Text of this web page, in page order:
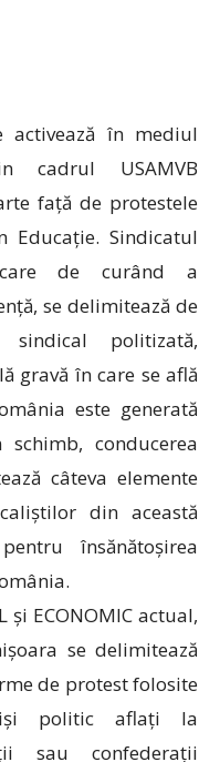
activează în mediul
cadrul USAMVB
față de protestele
Educație. Sindicatul
care de curând a
se delimitează de
politizată,
gravă în care se află
este generată
conducerea
câteva elemente
din această
însănătoșirea
și ECONOMIC actual,
se delimitează
de protest folosite
politic aflați la
sau confederații